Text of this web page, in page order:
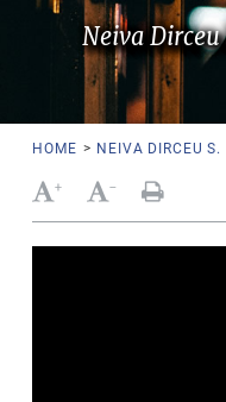
Neiva
HOME > NEIVA DIRCEU
+ -